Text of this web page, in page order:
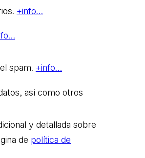
+info…
spam. +info…
así como otros
y detallada sobre
de política de